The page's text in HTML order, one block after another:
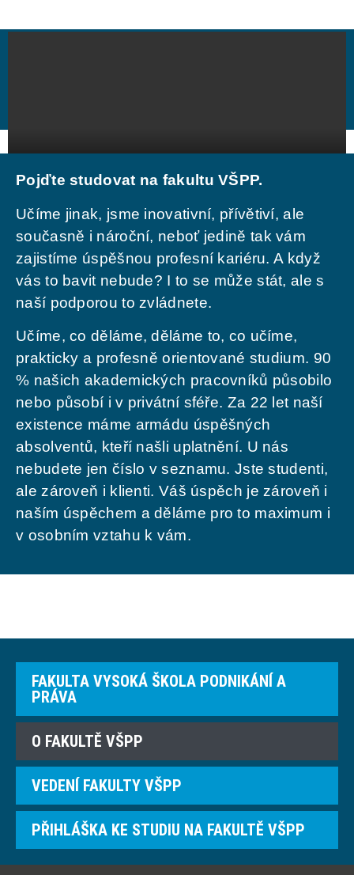
Pojďte studovat na fakultu VŠPP.
Učíme jinak, jsme inovativní, přívětiví, ale
současně i nároční, neboť jedině tak vám
zajistíme úspěšnou profesní kariéru. A když
vás to bavit nebude? I to se může stát, ale s
naší podporou to zvládnete.
Učíme, co děláme, děláme to, co učíme,
prakticky a profesně orientované studium. 90
% našich akademických pracovníků působilo
nebo působí i v privátní sféře. Za 22 let naší
existence máme armádu úspěšných
absolventů, kteří našli uplatnění. U nás
nebudete jen číslo v seznamu. Jste studenti,
ale zároveň i klienti. Váš úspěch je zároveň i
naším úspěchem a děláme pro to maximum i
v osobním vztahu k vám.
FAKULTA VYSOKÁ ŠKOLA PODNIKÁNÍ A
PRÁVA
O FAKULTĚ VŠPP
VEDENÍ FAKULTY VŠPP
PŘIHLÁŠKA KE STUDIU NA FAKULTĚ VŠPP